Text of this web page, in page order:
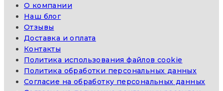
О компании
Наш блог
Отзывы
Доставка и оплата
Контакты
Политика использования файлов cookie
Политика обработки персональных данных
Согласие на обработку персональных данных